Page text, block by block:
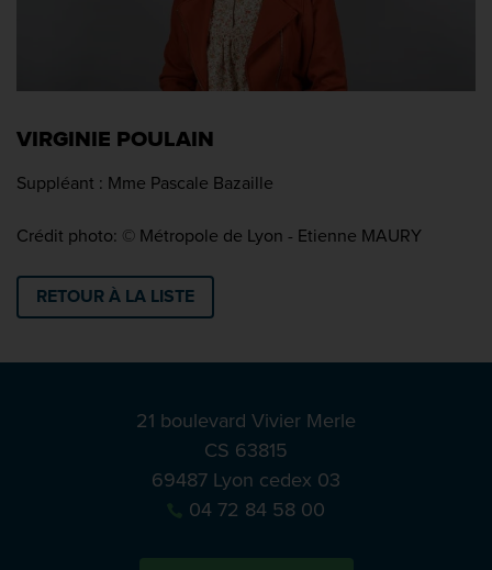
VIRGINIE POULAIN
Suppléant : Mme Pascale Bazaille
Crédit photo: © Métropole de Lyon - Etienne MAURY
RETOUR À LA LISTE
21 boulevard Vivier Merle
CS 63815
69487 Lyon cedex 03
04 72 84 58 00